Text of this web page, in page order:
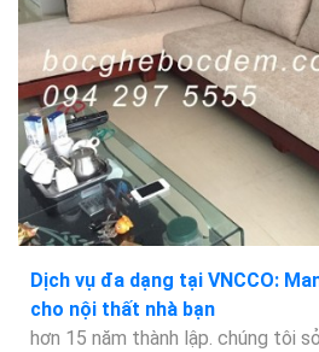
Dịch vụ đa dạng tại VNCCO:
cho nội thất nhà bạn
hơn 15 năm thành lập. chúng tôi